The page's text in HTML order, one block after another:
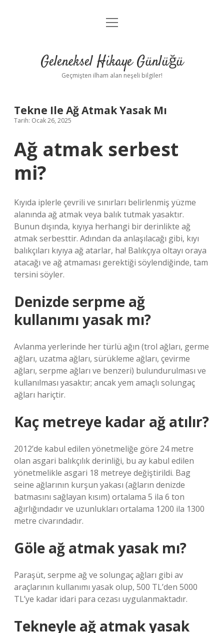
Anasayfa
Yasal Uyarı
menüyü
Geleneksel Hikaye Günlüğü
Geçmişten ilham alan neşeli bilgiler!
Tekne Ile Ağ Atmak Yasak Mı
Tarih: Ocak 26, 2025
Ağ atmak serbest
mi?
Kıyıda iplerle çevrili ve sınırları belirlenmiş yüzme
alanında ağ atmak veya balık tutmak yasaktır.
Bunun dışında, kıyıya herhangi bir derinlikte ağ
atmak serbesttir. Adından da anlaşılacağı gibi, kıyı
balıkçıları kıyıya ağ atarlar, ha! Balıkçıya oltayı oraya
atacağı ve ağ atmaması gerektiği söylendiğinde, tam
tersini söyler.
Denizde serpme ağ
kullanımı yasak mı?
Avlanma yerlerinde her türlü ağın (trol ağları, germe
ağları, uzatma ağları, sürükleme ağları, çevirme
ağları, serpme ağları ve benzeri) bulundurulması ve
kullanılması yasaktır; ancak yem amaçlı solungaç
ağları hariçtir.
Kaç metreye kadar ağ atılır?
2012’de kabul edilen yönetmeliğe göre 24 metre
olan asgari balıkçılık derinliği, bu ay kabul edilen
yönetmelikle asgari 18 metreye değiştirildi. Bag
seine ağlarının kurşun yakası (ağların denizde
batmasını sağlayan kısım) ortalama 5 ila 6 ton
ağırlığındadır ve uzunlukları ortalama 1200 ila 1300
metre civarındadır.
Göle ağ atmak yasak mı?
Paraşüt, serpme ağ ve solungaç ağları gibi av
araçlarının kullanımı yasak olup, 500 TL’den 5000
TL’ye kadar idari para cezası uygulanmaktadır.
Tekneyle ağ atmak yasak